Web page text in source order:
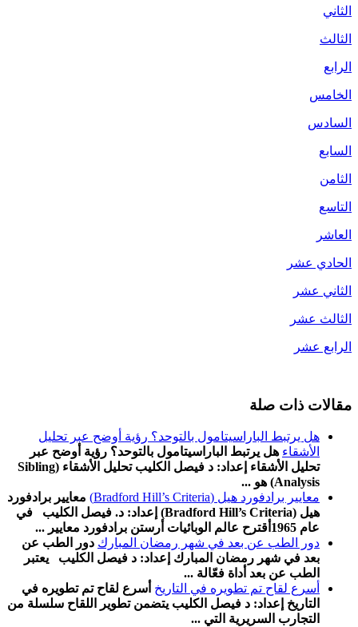
الثاني
الثالث
الرابع
الخامس
السادس
السابع
الثامن
التاسع
العاشر
الحادي عشر
الثاني عشر
الثالث عشر
الرابع عشر
مقالات ذات صلة
هل يرتبط الباراسيتامول بالتوحد؟ رؤية أوضح عبر تحليل
الأشقاء هل يرتبط الباراسيتامول بالتوحد؟ رؤية أوضح عبر
تحليل الأشقاء إعداد: د فيصل الكليب تحليل الأشقاء (Sibling
Analysis) هو ...
معايير برادفورد هيل (Bradford Hill’s Criteria)
معايير برادفورد
هيل (Bradford Hill’s Criteria) إعداد: د. فيصل الكليب في
عام 1965أقترح عالم الوبائيات أرستن برادفورد معايير ...
دور الطب عن بعد في شهر رمضان المبارك دور الطب عن
بعد في شهر رمضان المبارك إعداد: د فيصل الكليب يعتبر
الطب عن بعد أداة فعّالة ...
أسرع لقاح تم تطویره في التاریخ أسرع لقاح تم تطویره في
التاریخ إعداد: د فیصل الكلیب یتضمن تطویر اللقاح سلسلة من
التجارب السریریة التي ...